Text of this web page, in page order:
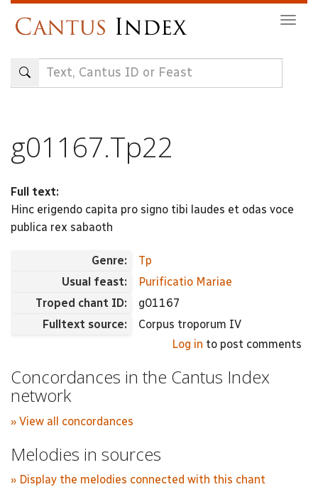
content
g01167.Tp22
Full text:
Hinc erigendo capita pro signo tibi laudes et odas voce
publica rex sabaoth
Genre:
Tp
Usual feast:
Purificatio Mariae
Troped chant ID:
g01167
Fulltext source:
Corpus troporum IV
Log in to post comments
Concordances in the Cantus Index
network
» View all concordances
Melodies in sources
» Display the melodies connected with this chant